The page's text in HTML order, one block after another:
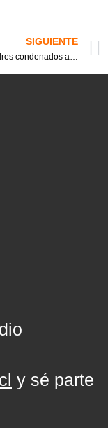
SIGUIENTE
Jóvenes padres condenados a 23 y 6 años de cárcel por muerte de pequeña hija de 6 meses
y sé parte